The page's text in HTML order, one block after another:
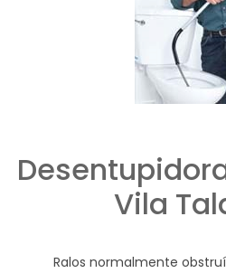
Vila
Ralos normalmente